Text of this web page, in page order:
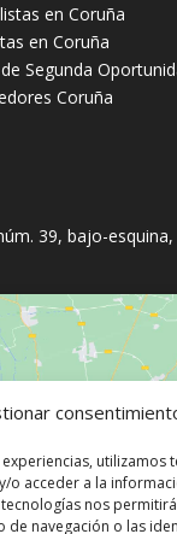
utilizamos
o acceder a la
nos
navegación o las
en Coruña
en Coruña
Segunda
Coruña
39, bajo-
y permitir este